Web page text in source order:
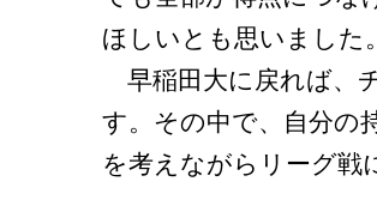
ほしいとも思いました。
早稲田大に戻れば、
す。その中で、自分の
を考えながらリーグ戦